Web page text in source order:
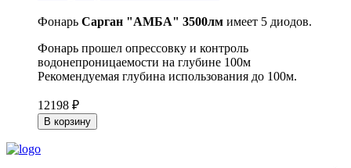
Фонарь Сарган "АМБА" 3500лм имеет 5 диодов.
Фонарь прошел опрессовку и контроль
водонепроницаемости на глубине 100м
Рекомендуемая глубина использования до 100м.
12198 ₽
В корзину